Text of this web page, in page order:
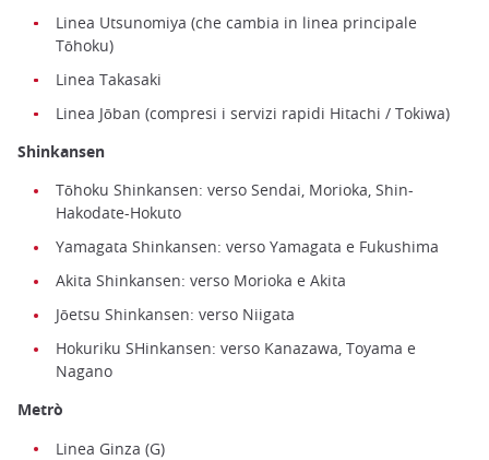
Linea Utsunomiya (che cambia in linea principale
Tōhoku)
Linea Takasaki
Linea Jōban (compresi i servizi rapidi Hitachi / Tokiwa)
Shinkansen
Tōhoku Shinkansen: verso Sendai, Morioka, Shin-
Hakodate-Hokuto
Yamagata Shinkansen: verso Yamagata e Fukushima
Akita Shinkansen: verso Morioka e Akita
Jōetsu Shinkansen: verso Niigata
Hokuriku SHinkansen: verso Kanazawa, Toyama e
Nagano
Metrò
Linea Ginza (G)